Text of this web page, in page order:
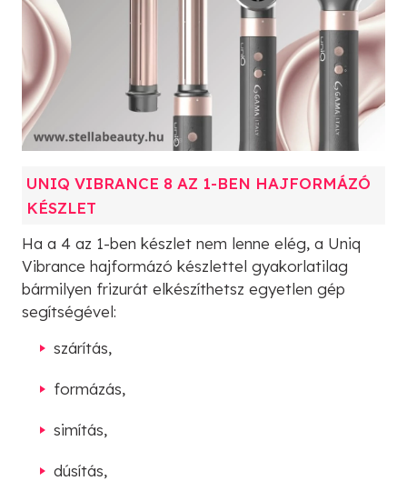
UNIQ VIBRANCE 8 AZ 1-BEN HAJFORMÁZÓ
KÉSZLET
Ha a 4 az 1-ben készlet nem lenne elég, a Uniq
Vibrance hajformázó készlettel gyakorlatilag
bármilyen frizurát elkészíthetsz egyetlen gép
segítségével:
szárítás,
formázás,
simítás,
dúsítás,